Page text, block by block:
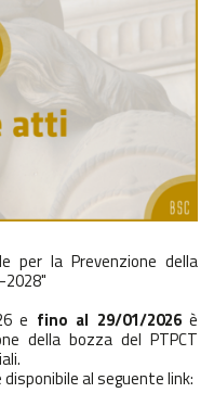
per la Prevenzione della
2028"
e fino al 29/01/2026è
della bozza del PTPCT
al seguente link: